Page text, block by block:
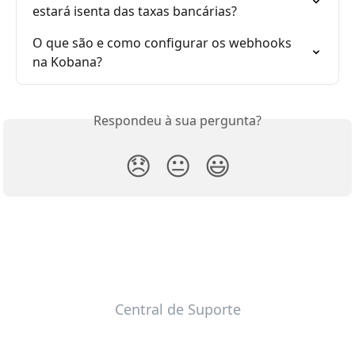
estará isenta das taxas bancárias?
O que são e como configurar os webhooks
na Kobana?
Respondeu à sua pergunta?
😞 😐 😃
Central de Suporte